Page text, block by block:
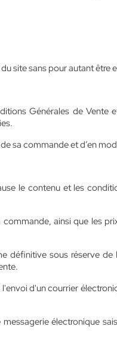
site sans pour autant être
Générales de Vente
sa commande et d’en
le contenu et les
ainsi que les
définitive sous réserve
d'un courrier
électronique